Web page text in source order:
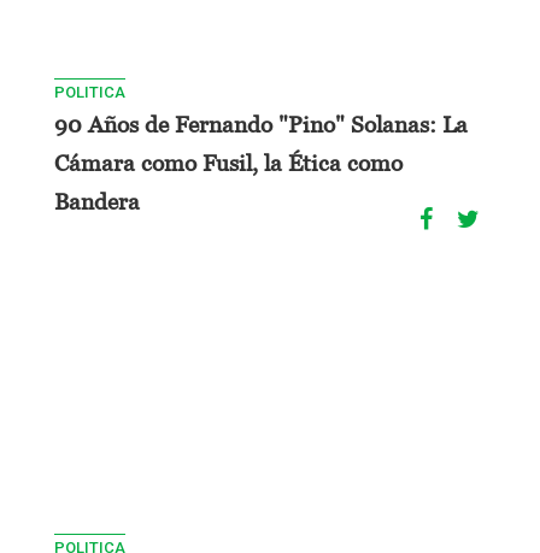
POLITICA
90 Años de Fernando "Pino" Solanas: La
Cámara como Fusil, la Ética como
Bandera
POLITICA